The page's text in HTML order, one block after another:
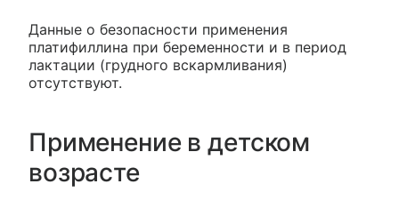
Данные о безопасности применения
платифиллина при беременности и в период
лактации (грудного вскармливания)
отсутствуют.
Применение в детском
возрасте